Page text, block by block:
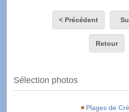
< Précédent
Retour
Sélection photos
Plages de